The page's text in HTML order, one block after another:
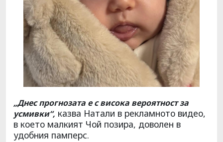
„Днес прогнозата е с висока вероятност за
усмивки“, казва Натали в рекламното видео,
в което малкият Чой позира, доволен в
удобния памперс.